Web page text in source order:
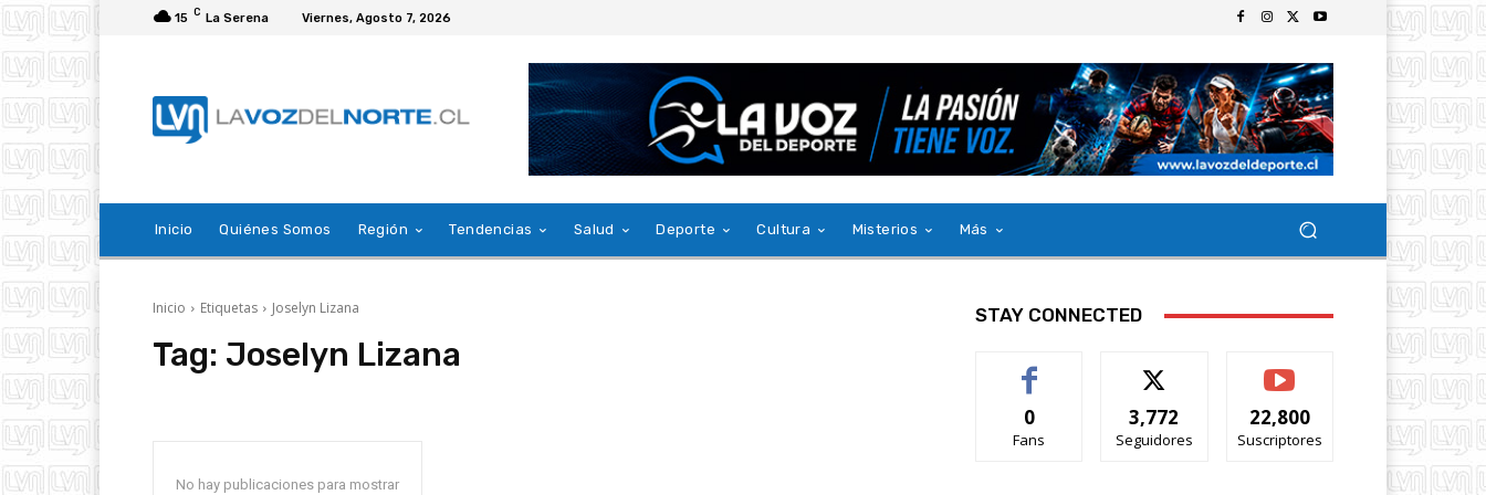
15 C La Serena Viernes, Agosto 7, 2026
Inicio Quiénes Somos Región Tendencias Salud Deporte Cultura Misterios Más
Inicio Etiquetas Joselyn Lizana
Tag: Joselyn Lizana
No hay publicaciones para mostrar
STAY CONNECTED
0
Fans
3,772
Seguidores
22,800
Suscriptores